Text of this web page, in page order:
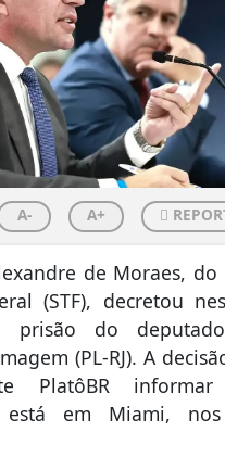
A- A+
de Moraes, do
(STF), decretou
prisão do
(PL-RJ). A
PlatôBR
está em Miami, nos